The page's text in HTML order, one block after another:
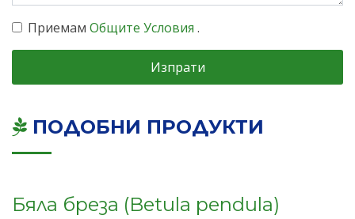
Приемам Общите Условия .
Изпрати
ПОДОБНИ ПРОДУКТИ
Бяла бреза (Betula pendula)